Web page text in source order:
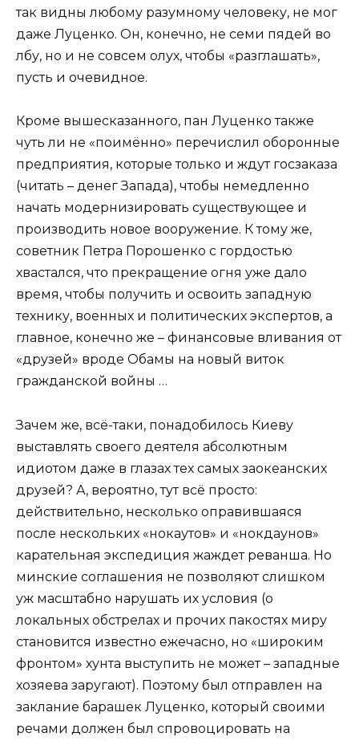
так видны любому разумному человеку, не мог
даже Луценко. Он, конечно, не семи пядей во
лбу, но и не совсем олух, чтобы «разглашать»,
пусть и очевидное.
Кроме вышесказанного, пан Луценко также
чуть ли не «поимённо» перечислил оборонные
предприятия, которые только и ждут госзаказа
(читать – денег Запада), чтобы немедленно
начать модернизировать существующее и
производить новое вооружение. К тому же,
советник Петра Порошенко с гордостью
хвастался, что прекращение огня уже дало
время, чтобы получить и освоить западную
технику, военных и политических экспертов, а
главное, конечно же – финансовые вливания от
«друзей» вроде Обамы на новый виток
гражданской войны …
Зачем же, всё-таки, понадобилось Киеву
выставлять своего деятеля абсолютным
идиотом даже в глазах тех самых заокеанских
друзей? А, вероятно, тут всё просто:
действительно, несколько оправившаяся
после нескольких «нокаутов» и «нокдаунов»
карательная экспедиция жаждет реванша. Но
минские соглашения не позволяют слишком
уж масштабно нарушать их условия (о
локальных обстрелах и прочих пакостях миру
становится известно ежечасно, но «широким
фронтом» хунта выступить не может – западные
хозяева заругают). Поэтому был отправлен на
заклание барашек Луценко, который своими
речами должен был спровоцировать на